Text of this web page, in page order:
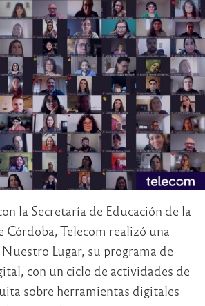
la Secretaría de Educación de la
Telecom realizó una
Lugar, su programa de
con un ciclo de actividades de
sobre herramientas digitales